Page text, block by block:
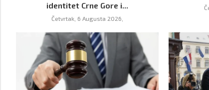
identitet Crne Gore i...
Četvrtak, 6 Augusta 2026,